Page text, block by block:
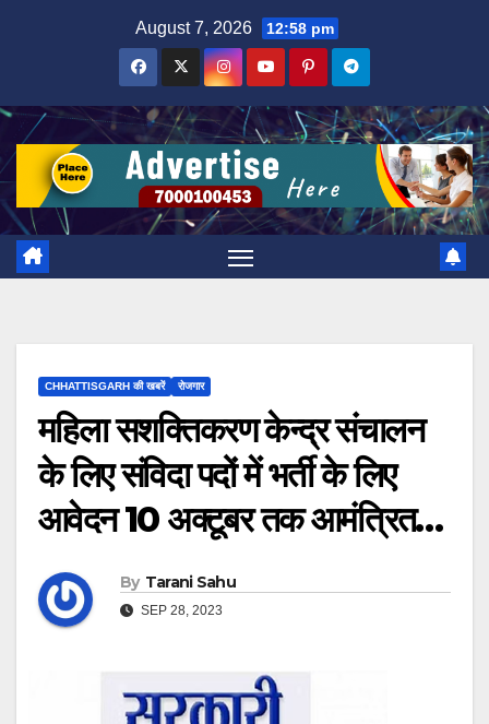
August 7, 2026 12:58 pm
CHHATTISGARH की खबरें रोजगार
महिला सशक्तिकरण केन्द्र संचालन
के लिए संविदा पदों में भर्ती के लिए
आवेदन 10 अक्टूबर तक आमंत्रित…
By Tarani Sahu
SEP 28, 2023